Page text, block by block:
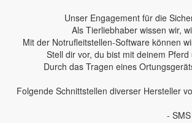
Unser Engagement für die
Als Tierliebhaber wissen wir,
Mit der Notrufleitstellen-Software können
Stell dir vor, du bist mit deinem
Durch das Tragen eines
Folgende Schnittstellen diverser Hersteller
-